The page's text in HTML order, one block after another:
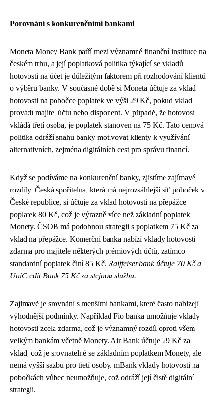
Porovnání s konkurenčními bankami
Moneta Money Bank patří mezi významné finanční instituce na
českém trhu, a její poplatková politika týkající se vkladů
hotovosti na účet je důležitým faktorem při rozhodování klientů
o výběru banky. V současné době si Moneta účtuje za vklad
hotovosti na pobočce poplatek ve výši 29 Kč, pokud vklad
provádí majitel účtu nebo disponent. V případě, že hotovost
vkládá třetí osoba, je poplatek stanoven na 75 Kč. Tato cenová
politika odráží snahu banky motivovat klienty k využívání
alternativních, zejména digitálních cest pro správu financí.
Když se podíváme na konkurenční banky, zjistíme zajímavé
rozdíly. Česká spořitelna, která má nejrozsáhlejší síť poboček v
České republice, si účtuje za vklad hotovosti na přepážce
poplatek 80 Kč, což je výrazně více než základní poplatek
Monety. ČSOB má podobnou strategii s poplatkem 75 Kč za
vklad na přepážce. Komerční banka nabízí vklady hotovosti
zdarma pro majitele některých prémiových účtů, zatímco
standardní poplatek činí 85 Kč. Raiffeisenbank účtuje 70 Kč a
UniCredit Bank 75 Kč za stejnou službu.
Zajímavé je srovnání s menšími bankami, které často nabízejí
výhodnější podmínky. Například Fio banka umožňuje vklady
hotovosti zcela zdarma, což je významný rozdíl oproti všem
velkým bankám včetně Monety. Air Bank účtuje 29 Kč za
vklad, což je srovnatelné se základním poplatkem Monety, ale
nemá vyšší sazbu pro třetí osoby. mBank vklady hotovosti na
pobočkách vůbec neumožňuje, což odráží její čistě digitální
strategii.